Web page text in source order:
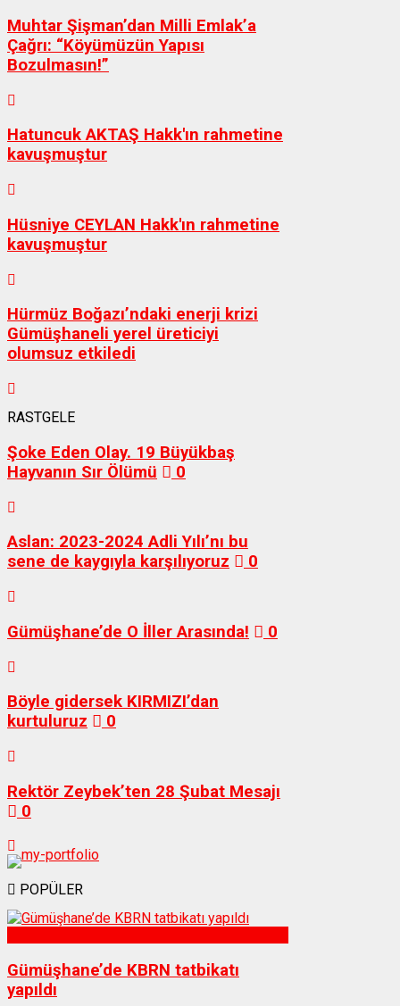
Muhtar Şişman’dan Milli Emlak’a
Çağrı: “Köyümüzün Yapısı
Bozulmasın!”
Hatuncuk AKTAŞ Hakk'ın rahmetine
kavuşmuştur
Hüsniye CEYLAN Hakk'ın rahmetine
kavuşmuştur
Hürmüz Boğazı’ndaki enerji krizi
Gümüşhaneli yerel üreticiyi
olumsuz etkiledi
RASTGELE
Şoke Eden Olay. 19 Büyükbaş
Hayvanın Sır Ölümü
0
Aslan: 2023-2024 Adli Yılı’nı bu
sene de kaygıyla karşılıyoruz
0
Gümüşhane’de O İller Arasında! 0
Böyle gidersek KIRMIZI’dan
kurtuluruz
0
Rektör Zeybek’ten 28 Şubat Mesajı
0
POPÜLER
Gümüşhane’de KBRN tatbikatı
yapıldı